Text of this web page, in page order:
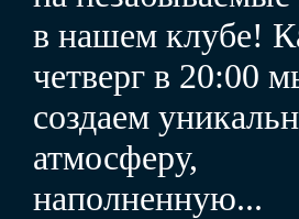
в нашем клубе!
четверг в 20:00
создаем
атмосферу,
наполненную...